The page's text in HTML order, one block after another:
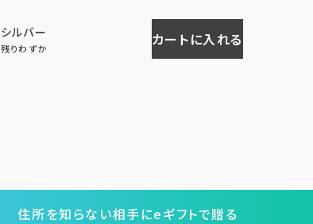
シルバー
残りわずか カートに入れる
住所を知らない相手にeギフトで贈る